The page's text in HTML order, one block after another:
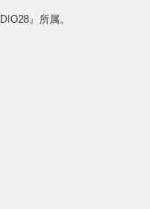
』所属。